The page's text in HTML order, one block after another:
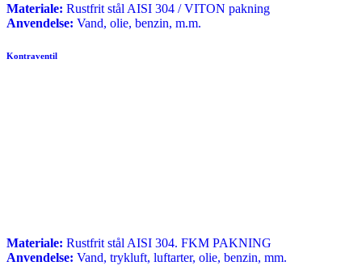
Materiale: Rustfrit stål AISI 304 / VITON pakning
Anvendelse: Vand, olie, benzin, m.m.
Kontraventil
Materiale: Rustfrit stål AISI 304. FKM PAKNING
Anvendelse: Vand, trykluft, luftarter, olie, benzin, mm.